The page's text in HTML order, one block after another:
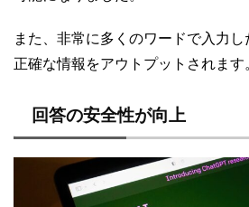
また、非常に多くのワードで入力
正確な情報をアウトプットされます。
回答の安全性が向上